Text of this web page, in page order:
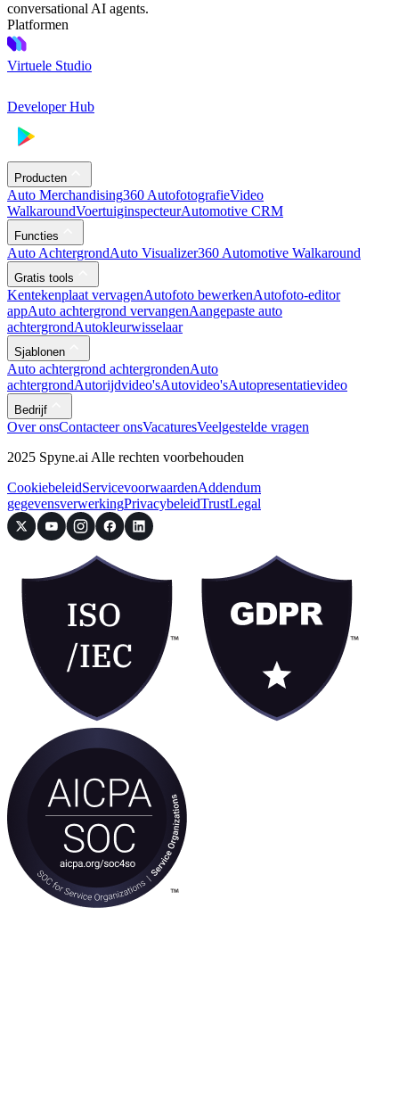
conversational AI agents.
Platformen
Virtuele Studio
Developer Hub
Producten
Auto Merchandising360 AutofotografieVideo
WalkaroundVoertuiginspecteurAutomotive CRM
Functies
Auto AchtergrondAuto Visualizer360 Automotive Walkaround
Gratis tools
Kentekenplaat vervagenAutofoto bewerkenAutofoto-editor
appAuto achtergrond vervangenAangepaste auto
achtergrondAutokleurwisselaar
Sjablonen
Auto achtergrond achtergrondenAuto
achtergrondAutorijdvideo'sAutovideo'sAutopresentatievideo
Bedrijf
Over onsContacteer onsVacaturesVeelgestelde vragen
2025 Spyne.ai Alle rechten voorbehouden
CookiebeleidServicevoorwaardenAddendum
gegevensverwerkingPrivacybeleidTrustLegal